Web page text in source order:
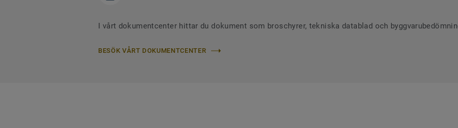
I vårt dokumentcenter hittar du dokument som broschyrer, tekniska datablad och
BESÖK VÅRT DOKUMENTCENTER